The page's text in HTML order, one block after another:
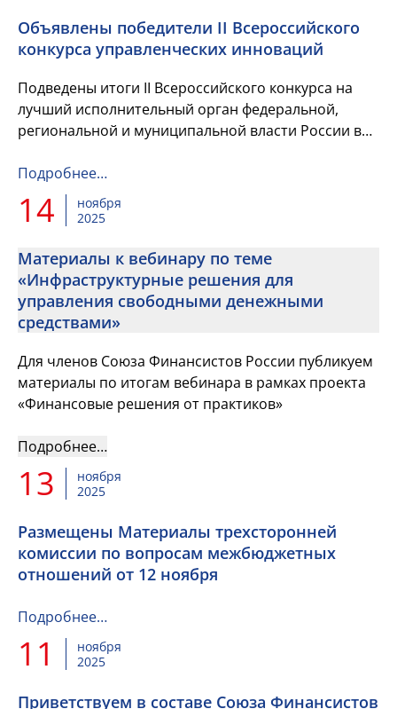
Объявлены победители II Всероссийского
конкурса управленческих инноваций
Подведены итоги II Всероссийского конкурса на
лучший исполнительный орган федеральной,
региональной и муниципальной власти России в
Подробнее…
14
ноября
2025
Материалы к вебинару по теме
«Инфраструктурные решения для
управления свободными денежными
средствами»
Для членов Союза Финансистов России публикуем
материалы по итогам вебинара в рамках проекта
«Финансовые решения от практиков»
Подробнее…
13
ноября
2025
Размещены Материалы трехсторонней
комиссии по вопросам межбюджетных
отношений от 12 ноября
Подробнее…
11
ноября
2025
Приветствуем в составе Союза Финансистов